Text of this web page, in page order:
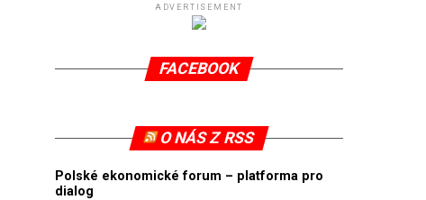
ADVERTISEMENT
FACEBOOK
O NÁS Z RSS
Polské ekonomické forum – platforma pro
dialog